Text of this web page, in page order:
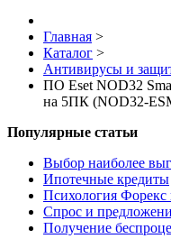
Главная >
Каталог >
Антивирусы и
ПО Eset NOD32
на 5ПК (NOD32-
Популярные статьи
Выбор наиболее
Ипотечные кредиты
Психология Форекс
Спрос и
Получение